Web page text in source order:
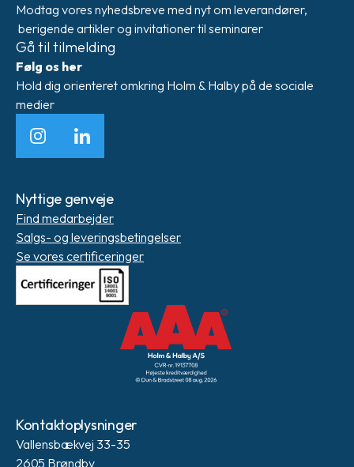
Modtag vores nyhedsbreve med nyt om leverandører,
berigende artikler og invitationer til seminarer
Gå til tilmelding
Følg os her
Hold dig orienteret omkring Holm & Halby på de sociale
medier
InstagramLinkedIn
Nyttige genveje
Find medarbejder
Salgs- og leveringsbetingelser
Se vores certificeringer
Kontaktoplysninger
Vallensbækvej 33-35
2605 Brøndby